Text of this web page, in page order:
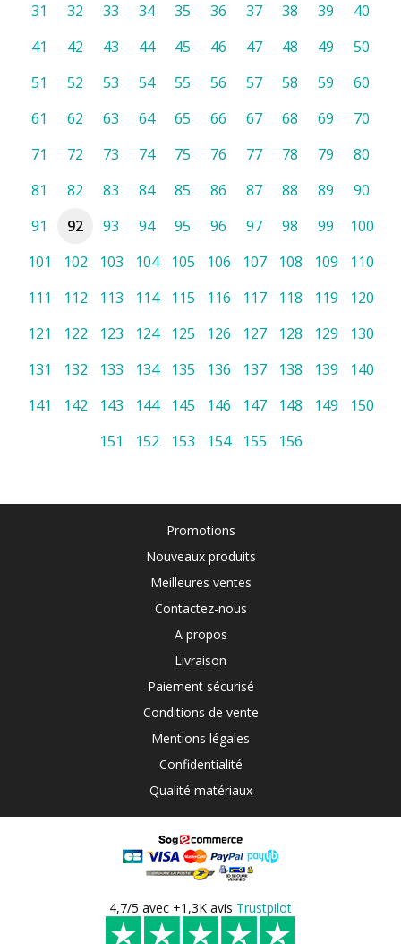
31
32 33 34 35 36 37 38 39
40
41
42 43 44 45 46 47 48 49
50
51
52 53 54 55 56 57 58 59
60
61
62 63 64 65 66 67 68 69
70
71
72 73 74 75 76 77 78 79
80
81
82 83 84 85 86 87 88 89
90
91
92 93 94 95 96 97 98 99
100
101
102 103 104 105 106 107 108 109
110
111
112 113 114 115 116 117 118 119
120
121
122 123 124 125 126 127 128 129
130
131
132 133 134 135 136 137 138 139
140
141
142 143 144 145 146 147 148 149
150
151
152 153 154 155 156
Promotions
Nouveaux produits
Meilleures ventes
Contactez-nous
A propos
Livraison
Paiement sécurisé
Conditions de vente
Mentions légales
Confidentialité
Qualité matériaux
4,7/5 avec +1,3K avis Trustpilot